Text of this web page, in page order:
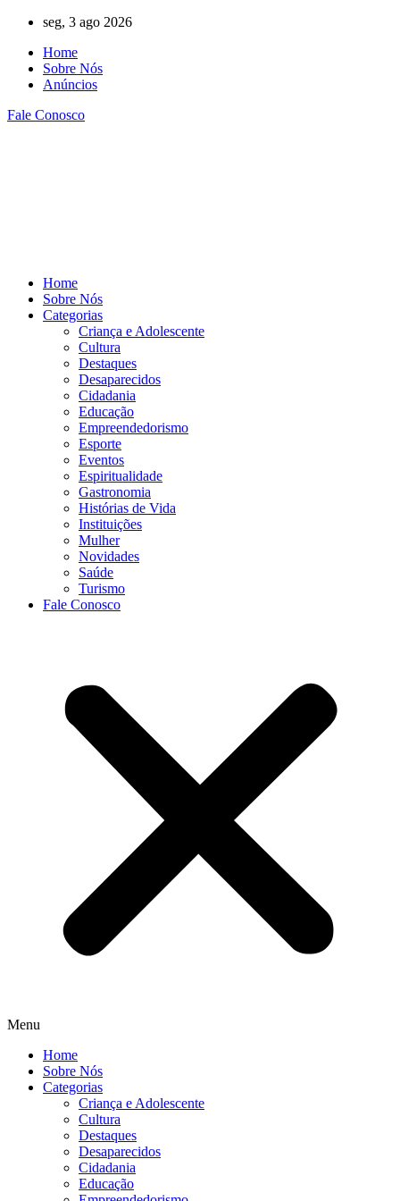
conteúdo
seg, 3 ago 2026
Home
Sobre Nós
Anúncios
Fale Conosco
Home
Sobre Nós
Categorias
Criança e Adolescente
Cultura
Destaques
Desaparecidos
Cidadania
Educação
Empreendedorismo
Esporte
Eventos
Espiritualidade
Gastronomia
Histórias de Vida
Instituições
Mulher
Novidades
Saúde
Turismo
Fale Conosco
Menu
Home
Sobre Nós
Categorias
Criança e Adolescente
Cultura
Destaques
Desaparecidos
Cidadania
Educação